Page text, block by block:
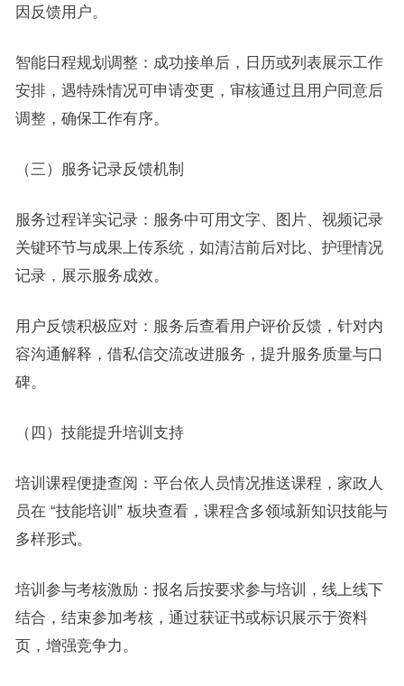
因反馈用户。
智能日程规划调整：成功接单后，日历或列表展示工作
安排，遇特殊情况可申请变更，审核通过且用户同意后
调整，确保工作有序。
（三）服务记录反馈机制
服务过程详实记录：服务中可用文字、图片、视频记录
关键环节与成果上传系统，如清洁前后对比、护理情况
记录，展示服务成效。
用户反馈积极应对：服务后查看用户评价反馈，针对内
容沟通解释，借私信交流改进服务，提升服务质量与口
碑。
（四）技能提升培训支持
培训课程便捷查阅：平台依人员情况推送课程，家政人
员在 “技能培训” 板块查看，课程含多领域新知识技能与
多样形式。
培训参与考核激励：报名后按要求参与培训，线上线下
结合，结束参加考核，通过获证书或标识展示于资料
页，增强竞争力。